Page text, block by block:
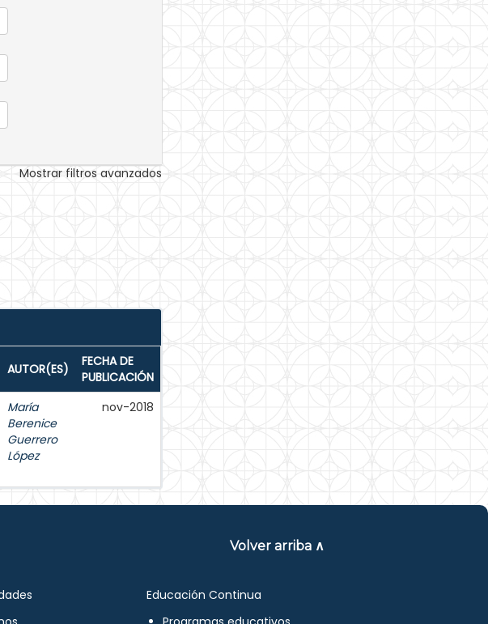
Mostrar filtros avanzados
AUTOR(ES)
FECHA DE
PUBLICACIÓN
María
Berenice
Guerrero
López
nov-2018
Volver arriba ∧
Educación Continua